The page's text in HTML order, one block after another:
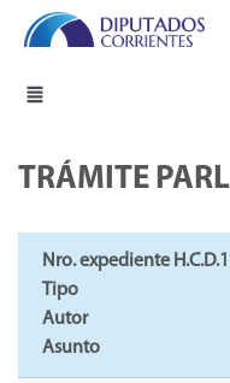
TRÁMITE
Nro. expediente H.C.D.1
Tipo
Autor
Asunto